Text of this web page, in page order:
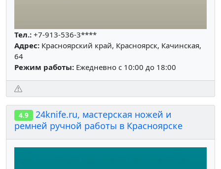
Тел.: +7-913-536-3****
Адрес: Красноярский край, Красноярск, Качинская,
64
Режим работы: Ежедневно с 10:00 до 18:00
4.9
24knife.ru, мастерская ножей и
ремней ручной работы в Красноярске